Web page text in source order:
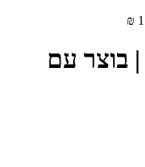
₪
| בוצר עם